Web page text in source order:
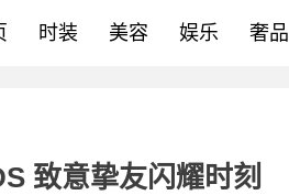
时装 美容 娱乐 奢品
致意挚友闪耀时刻